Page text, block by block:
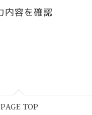
PAGE TOP